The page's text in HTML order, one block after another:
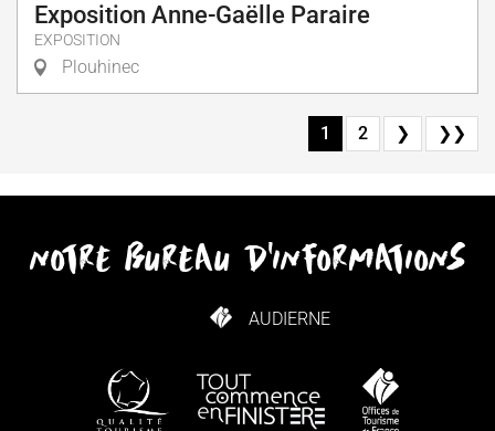
Exposition Anne-Gaëlle Paraire
EXPOSITION
Plouhinec
1 2 ❯ ❯❯
notre bureau d'informations
AUDIERNE
COMMENT VENIR ?